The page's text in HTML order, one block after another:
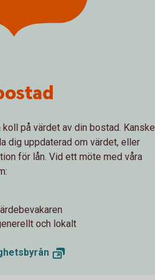
på värdet av din bostad. Kanske
dig uppdaterad om värdet, eller
för lån. Vid ett möte med våra
och lokalt